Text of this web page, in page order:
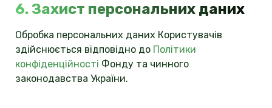
6. Захист персональних даних
Обробка персональних даних Користувачів
здійснюється відповідно до Політики
конфіденційності Фонду та чинного
законодавства України.